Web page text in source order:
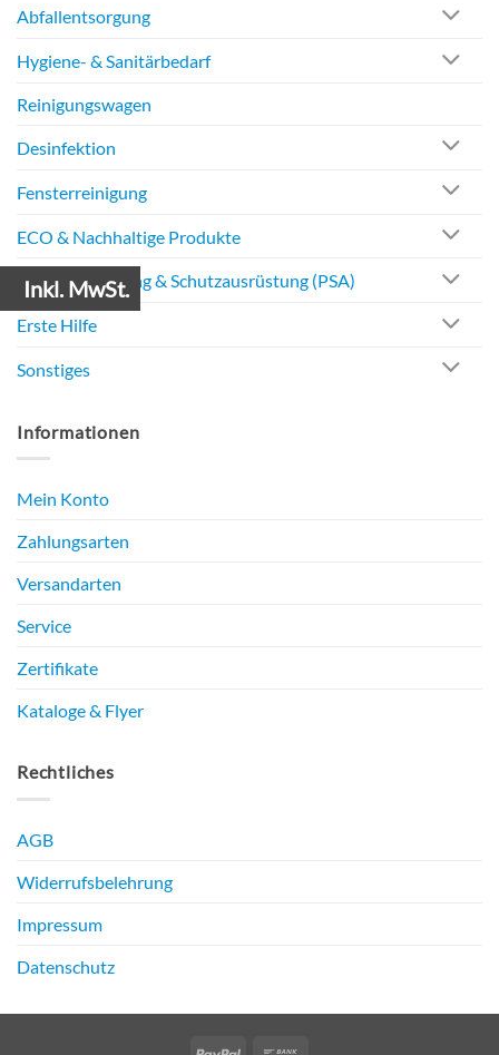
Inkl. MwSt.
Abfallentsorgung
Hygiene- & Sanitärbedarf
Reinigungswagen
Desinfektion
Fensterreinigung
ECO & Nachhaltige Produkte
Berufsbekleidung & Schutzausrüstung (PSA)
Erste Hilfe
Sonstiges
Informationen
Mein Konto
Zahlungsarten
Versandarten
Service
Zertifikate
Kataloge & Flyer
Rechtliches
AGB
Widerrufsbelehrung
Impressum
Datenschutz